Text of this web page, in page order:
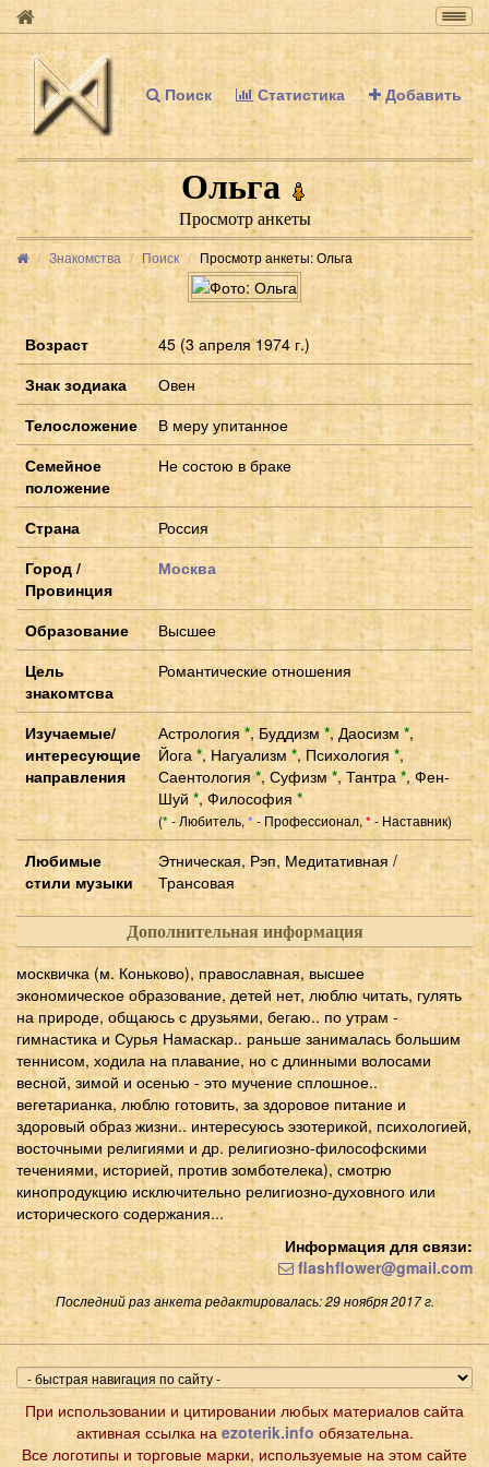
Поиск Статистика Добавить
Ольга
Просмотр анкеты
Знакомства Поиск Просмотр анкеты: Ольга
Возраст
45 (3 апреля 1974 г.)
Знак зодиака
Овен
Телосложение
В меру упитанное
Семейное
положение
Не состою в браке
Страна
Россия
Город /
Провинция
Москва
Образование
Высшее
Цель
знакомтсва
Романтические отношения
Изучаемые/
интересующие
направления
Астрология*, Буддизм *, Даосизм *,
Йога *,Нагуализм *, Психология*,
Саентология*,Суфизм*,Тантра *, Фен-
Шуй *, Философия *
(*- Любитель, *- Профессионал,*- Наставник)
Любимые
стили музыки
Этническая, Рэп, Медитативная /
Трансовая
Дополнительная информация
москвичка (м. Коньково), православная, высшее
экономическое образование, детей нет, люблю читать, гулять
на природе, общаюсь с друзьями, бегаю.. по утрам -
гимнастика и Сурья Намаскар.. раньше занималась большим
теннисом, ходила на плавание, но с длинными волосами
весной, зимой и осенью - это мучение сплошное..
вегетарианка, люблю готовить, за здоровое питание и
здоровый образ жизни.. интересуюсь эзотерикой, психологией,
восточными религиями и др. религиозно-философскими
течениями, историей, против зомботелека), смотрю
кинопродукцию исключительно религиозно-духовного или
исторического содержания...
Информация для связи:
flashflower@gmail.com
Последний раз анкета редактировалась: 29 ноября 2017 г.
При использовании и цитировании любых материалов сайта
активная ссылка на ezoterik.info обязательна.
Все логотипы и торговые марки, используемые на этом сайте